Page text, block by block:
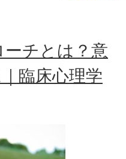
チとは？意
臨床心理学